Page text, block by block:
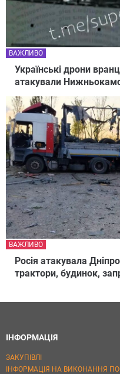
Українські дрони
атакували
ВАЖЛИВО
Росія атакувала
трактори, будинок,
ВАЖЛИВО
ІНФОРМАЦІЯ
ЗАКУПІВЛІ
ІНФОРМАЦІЯ НА ВИКОНАННЯ